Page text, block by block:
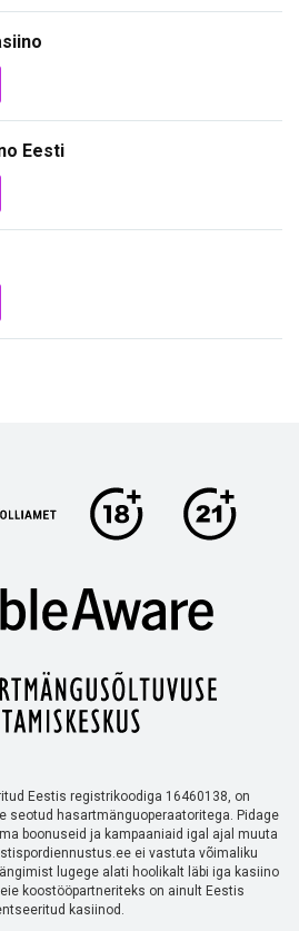
Eesti
Eestis registrikoodiga 16460138, on
seotud hasartmänguoperaatoritega. Pidage
boonuseid ja kampaaniaid igal ajal muuta
ei vastuta võimaliku
lugege alati hoolikalt läbi iga kasiino
koostööpartneriteks on ainult Eestis
kasiinod.